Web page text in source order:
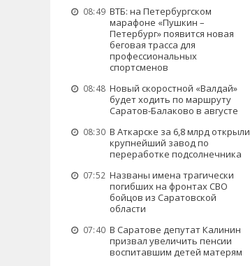
08:49 ВТБ: на Петербургском
марафоне «Пушкин –
Петербург» появится новая
беговая трасса для
профессиональных
спортсменов
08:48 Новый скоростной «Валдай»
будет ходить по маршруту
Саратов-Балаково в августе
08:30 В Аткарске за 6,8 млрд открыли
крупнейший завод по
переработке подсолнечника
07:52 Названы имена трагически
погибших на фронтах СВО
бойцов из Саратовской
области
07:40 В Саратове депутат Калинин
призвал увеличить пенсии
воспитавшим детей матерям